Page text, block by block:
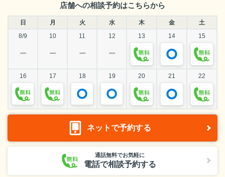
店舗への相談予約はこちらから
日 月 火 水 木 金
土
8/9
10 11 12 13 14 15
ー ー ー ー
16 17 18 19 20 21 22
ネットで予約する
通話無料でお気軽に
電話で相談予約する